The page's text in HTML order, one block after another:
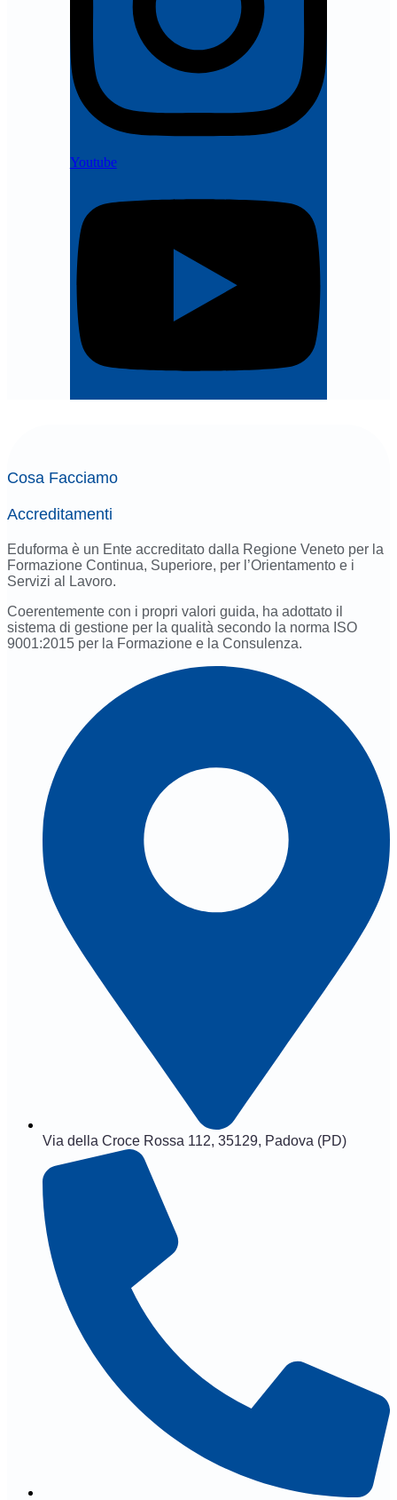
Youtube
Cosa Facciamo
Accreditamenti
Eduforma è un Ente accreditato dalla Regione Veneto per la
Formazione Continua, Superiore, per l’Orientamento e i
Servizi al Lavoro.
Coerentemente con i propri valori guida, ha adottato il
sistema di gestione per la qualità secondo la norma ISO
9001:2015 per la Formazione e la Consulenza.
Via della Croce Rossa 112, 35129, Padova (PD)